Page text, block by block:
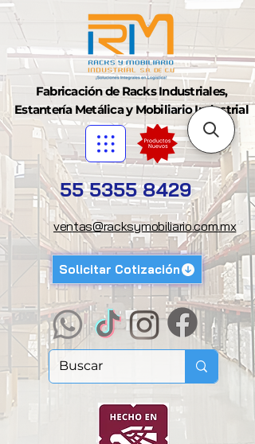
Fabricación de Racks Industriales,
Estantería Metálica y Mobiliario Industrial
55 5355 8429
ventas@racksymobiliario.com.mx
Solicitar Cotización